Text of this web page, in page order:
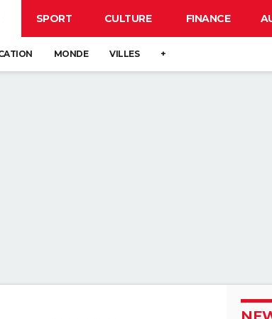
SPORT CULTURE FINANCE
MONDE VILLES +